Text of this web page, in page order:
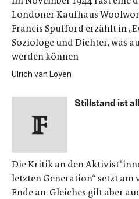
Londoner Kaufhaus
Francis Spufford erzählt in
Soziologe und Dichter, was
werden können
Ulrich van Loyen
Stillstand ist
Die Kritik an den
letzten Generation“ setzt
Ende an. Gleiches gilt aber